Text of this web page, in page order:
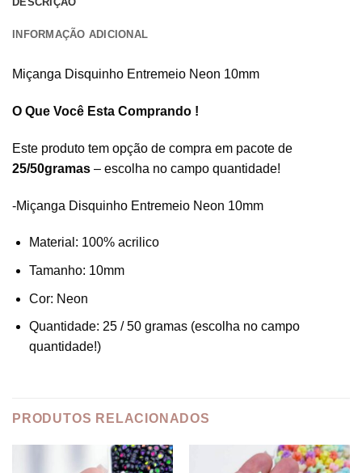
INFORMAÇÃO ADICIONAL
Miçanga Disquinho Entremeio Neon 10mm
O Que Você Esta Comprando !
Este produto tem opção de compra em pacote de
25/50gramas – escolha no campo quantidade!
-Miçanga Disquinho Entremeio Neon 10mm
Material: 100% acrilico
Tamanho: 10mm
Cor: Neon
Quantidade: 25 / 50 gramas (escolha no campo
quantidade!)
PRODUTOS RELACIONADOS